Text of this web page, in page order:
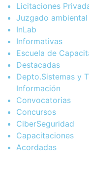
Licitaciones
Juzgado ambiental
InLab
Informativas
Escuela de
Destacadas
Depto.Sistemas y
Información
Convocatorias
Concursos
CiberSeguridad
Capacitaciones
Acordadas